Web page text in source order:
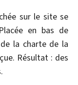
sur le site se
en bas de
de la charte de la
Résultat : des